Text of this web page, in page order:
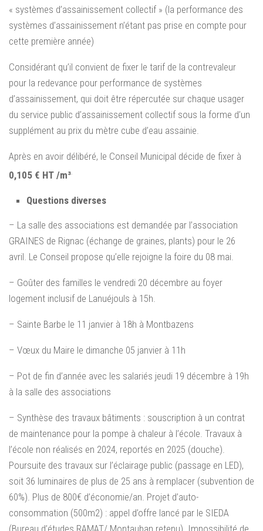
« systèmes d’assainissement collectif » (la performance des
systèmes d’assainissement n’étant pas prise en compte pour
cette première année)
Considérant qu’il convient de fixer le tarif de la contrevaleur
pour la redevance pour performance de systèmes
d’assainissement, qui doit être répercutée sur chaque usager
du service public d’assainissement collectif sous la forme d’un
supplément au prix du mètre cube d’eau assainie.
Après en avoir délibéré, le Conseil Municipal décide de fixer à
0,105 € HT /m³.
Questions diverses
– La salle des associations est demandée par l’association
GRAINES de Rignac (échange de graines, plants) pour le 26
avril. Le Conseil propose qu’elle rejoigne la foire du 08 mai.
– Goûter des familles le vendredi 20 décembre au foyer
logement inclusif de Lanuéjouls à 15h.
– Sainte Barbe le 11 janvier à 18h à Montbazens
– Vœux du Maire le dimanche 05 janvier à 11h
– Pot de fin d’année avec les salariés jeudi 19 décembre à 19h
à la salle des associations
– Synthèse des travaux bâtiments : souscription à un contrat
de maintenance pour la pompe à chaleur à l’école. Travaux à
l’école non réalisés en 2024, reportés en 2025 (douche).
Poursuite des travaux sur l’éclairage public (passage en LED),
soit 36 luminaires de plus de 25 ans à remplacer (subvention de
60%). Plus de 800€ d’économie/an. Projet d’auto-
consommation (500m2) : appel d’offre lancé par le SIEDA
(Bureau d’études RAMAT/ Montauban retenu). Impossibilité de